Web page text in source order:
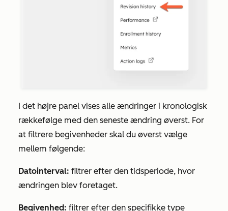
I det højre panel vises alle ændringer i kronologisk
rækkefølge med den seneste ændring øverst. For
at filtrere begivenheder skal du øverst vælge
mellem følgende:
Datointerval: filtrer efter den tidsperiode, hvor
ændringen blev foretaget.
Begivenhed: filtrer efter den specifikke type